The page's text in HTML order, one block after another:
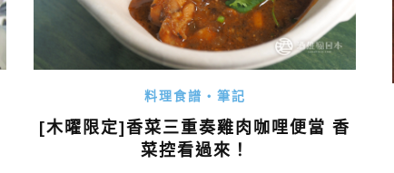
料理食譜・筆記
[木曜限定]香菜三重奏雞肉咖哩便當 香
菜控看過來！